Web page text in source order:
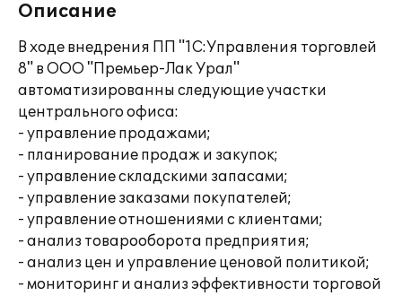
Описание
В ходе внедрения ПП "1С:Управления торговлей
8" в ООО "Премьер-Лак Урал"
автоматизированны следующие участки
центрального офиса:
- управление продажами;
- планирование продаж и закупок;
- управление складскими запасами;
- управление заказами покупателей;
- управление отношениями с клиентами;
- анализ товарооборота предприятия;
- анализ цен и управление ценовой политикой;
- мониторинг и анализ эффективности торговой